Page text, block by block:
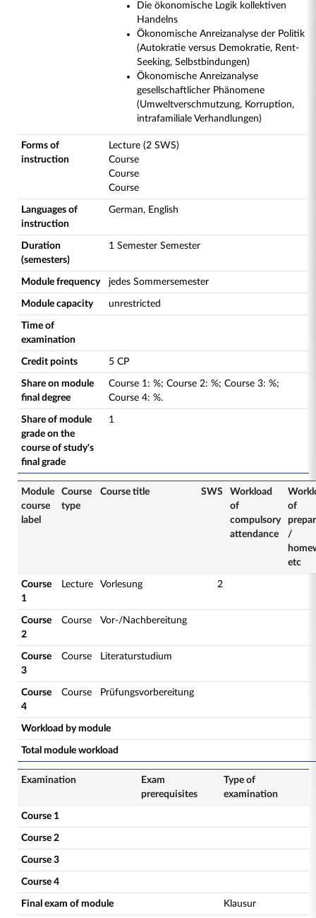
Die ökonomische Logik kollektiven
Handelns
Ökonomische Anreizanalyse der Politik
(Autokratie versus Demokratie, Rent-
Seeking, Selbstbindungen)
Ökonomische Anreizanalyse
gesellschaftlicher Phänomene
(Umweltverschmutzung, Korruption,
intrafamiliale Verhandlungen)
Forms of
instruction
Lecture (2 SWS)
Course
Course
Course
Languages of
instruction
German, English
Duration
(semesters)
1 Semester Semester
Module frequency jedes Sommersemester
Module capacity unrestricted
Time of
examination
Credit points 5 CP
Share on module
final degree
Course 1: %; Course 2: %; Course 3: %;
Course 4: %.
Share of module
grade on the
course of study's
final grade
1
Module
course
label
Course
type
Course title SWS
Workload
of
compulsory
attendance
of
/
etc
Course
1
Lecture Vorlesung 2
Course
2
Course Vor-/Nachbereitung
Course
3
Course Literaturstudium
Course
4
Course Prüfungsvorbereitung
Workload by module
Total module workload
Examination
Exam
prerequisites
Type of
examination
Course 1
Course 2
Course 3
Course 4
Final exam of module Klausur